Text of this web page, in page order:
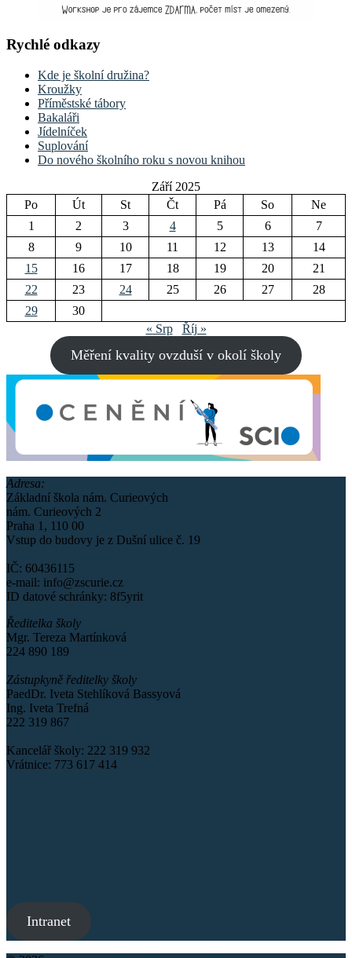
Rychlé odkazy
Kde je školní družina?
Kroužky
Příměstské tábory
Bakaláři
Jídelníček
Suplování
Do nového školního roku s novou knihou
Září 2025
Po
Út St Čt Pá So
Ne
1
2 3 4 5 6
7
8
9 10 11 12 13
14
15
16 17 18 19 20
21
22
23 24 25 26 27
28
29
30
« Srp
Říj »
Měření kvality ovzduší v okolí školy
Adresa:
Základní škola nám. Curieových
nám. Curieových 2
Praha 1, 110 00
Vstup do budovy je z Dušní ulice č. 19
IČ: 60436115
e-mail: info@zscurie.cz
ID datové schránky: 8f5yrit
Ředitelka školy
Mgr. Tereza Martínková
224 890 189
Zástupkyně ředitelky školy
PaedDr. Iveta Stehlíková Bassyová
Ing. Iveta Trefná
222 319 867
Kancelář školy: 222 319 932
Vrátnice: 773 617 414
Intranet